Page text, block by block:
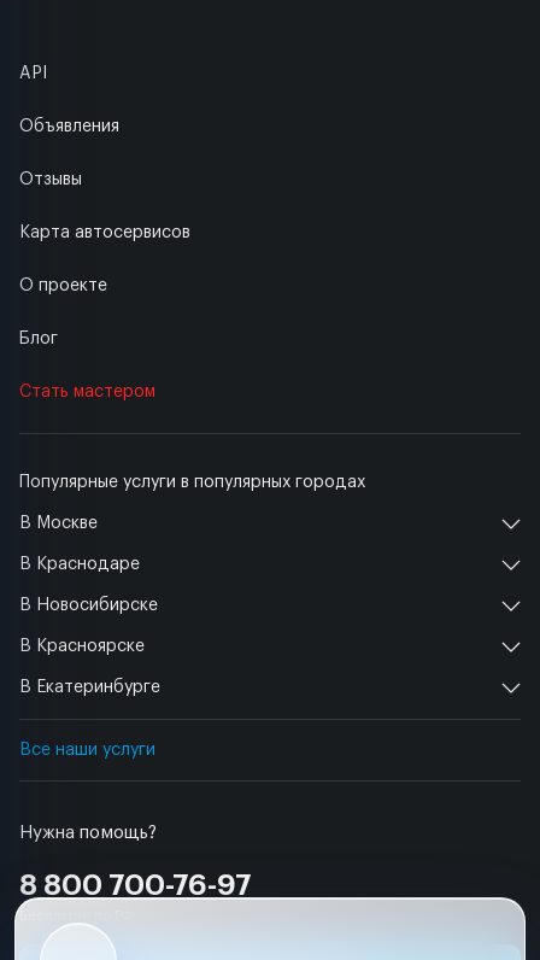
Нужна помощь?
8 800 700-76-97
Популярные услуги в популярных городах
В Москве
В Краснодаре
В Новосибирске
В Красноярске
В Екатеринбурге
Все наши услуги
API
Объявления
Отзывы
Карта автосервисов
О проекте
Блог
Стать мастером